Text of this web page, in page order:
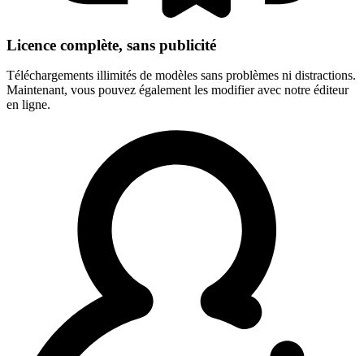
Licence complète, sans publicité
Téléchargements illimités de modèles sans problèmes ni distractions.
Maintenant, vous pouvez également les modifier avec notre éditeur
en ligne.